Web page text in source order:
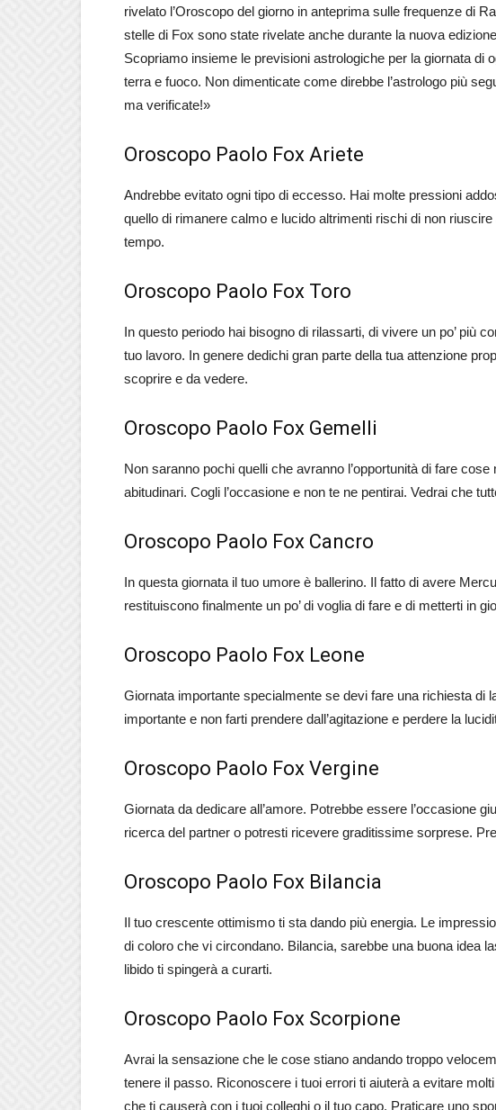
rivelato l’Oroscopo del giorno in anteprima sulle frequenze di
stelle di Fox sono state rivelate anche durante la nuova
Scopriamo insieme le previsioni astrologiche per la giornata di
terra e fuoco. Non dimenticate come direbbe l’astrologo più
ma verificate!»
Oroscopo Paolo Fox Ariete
Andrebbe evitato ogni tipo di eccesso. Hai molte pressioni
quello di rimanere calmo e lucido altrimenti rischi di non
tempo.
Oroscopo Paolo Fox Toro
In questo periodo hai bisogno di rilassarti, di vivere un po’ più
tuo lavoro. In genere dedichi gran parte della tua attenzione
scoprire e da vedere.
Oroscopo Paolo Fox Gemelli
Non saranno pochi quelli che avranno l’opportunità di fare
abitudinari. Cogli l’occasione e non te ne pentirai. Vedrai che
Oroscopo Paolo Fox Cancro
In questa giornata il tuo umore è ballerino. Il fatto di avere
restituiscono finalmente un po’ di voglia di fare e di metterti in
Oroscopo Paolo Fox Leone
Giornata importante specialmente se devi fare una richiesta di
importante e non farti prendere dall’agitazione e perdere la
Oroscopo Paolo Fox Vergine
Giornata da dedicare all’amore. Potrebbe essere l’occasione
ricerca del partner o potresti ricevere graditissime sorprese.
Oroscopo Paolo Fox Bilancia
Il tuo crescente ottimismo ti sta dando più energia. Le
di coloro che vi circondano. Bilancia, sarebbe una buona idea
libido ti spingerà a curarti.
Oroscopo Paolo Fox Scorpione
Avrai la sensazione che le cose stiano andando troppo
tenere il passo. Riconoscere i tuoi errori ti aiuterà a evitare
che ti causerà con i tuoi colleghi o il tuo capo. Praticare uno